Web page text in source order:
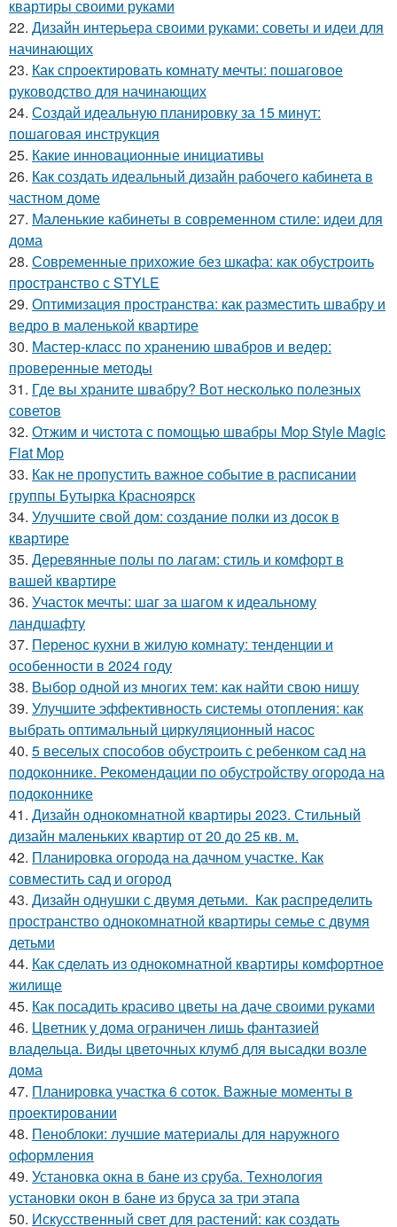
квартиры своими руками
22. Дизайн интерьера своими руками: советы и идеи для
начинающих
23. Как спроектировать комнату мечты: пошаговое
руководство для начинающих
24. Создай идеальную планировку за 15 минут:
пошаговая инструкция
25. Какие инновационные инициативы
26. Как создать идеальный дизайн рабочего кабинета в
частном доме
27. Маленькие кабинеты в современном стиле: идеи для
дома
28. Современные прихожие без шкафа: как обустроить
пространство с STYLE
29. Оптимизация пространства: как разместить швабру и
ведро в маленькой квартире
30. Мастер-класс по хранению швабров и ведер:
проверенные методы
31. Где вы храните швабру? Вот несколько полезных
советов
32. Отжим и чистота с помощью швабры Mop Style Magic
Flat Mop
33. Как не пропустить важное событие в расписании
группы Бутырка Красноярск
34. Улучшите свой дом: создание полки из досок в
квартире
35. Деревянные полы по лагам: стиль и комфорт в
вашей квартире
36. Участок мечты: шаг за шагом к идеальному
ландшафту
37. Перенос кухни в жилую комнату: тенденции и
особенности в 2024 году
38. Выбор одной из многих тем: как найти свою нишу
39. Улучшите эффективность системы отопления: как
выбрать оптимальный циркуляционный насос
40. 5 веселых способов обустроить с ребенком сад на
подоконнике. Рекомендации по обустройству огорода на
подоконнике
41. Дизайн однокомнатной квартиры 2023. Стильный
дизайн маленьких квартир от 20 до 25 кв. м.
42. Планировка огорода на дачном участке. Как
совместить сад и огород
43. Дизайн однушки с двумя детьми. Как распределить
пространство однокомнатной квартиры семье с двумя
детьми
44. Как сделать из однокомнатной квартиры комфортное
жилище
45. Как посадить красиво цветы на даче своими руками
46. Цветник у дома ограничен лишь фантазией
владельца. Виды цветочных клумб для высадки возле
дома
47. Планировка участка 6 соток. Важные моменты в
проектировании
48. Пеноблоки: лучшие материалы для наружного
оформления
49. Установка окна в бане из сруба. Технология
установки окон в бане из бруса за три этапа
50. Искусственный свет для растений: как создать